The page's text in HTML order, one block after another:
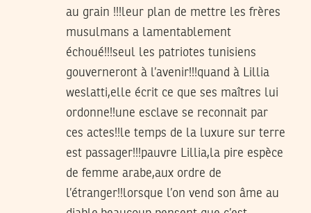
au grain !!!leur plan de mettre les frères
musulmans a lamentablement
échoué!!!seul les patriotes tunisiens
gouverneront à l’avenir!!!quand à Lillia
weslatti,elle écrit ce que ses maîtres lui
ordonne!!une esclave se reconnait par
ces actes!!le temps de la luxure sur terre
est passager!!!pauvre Lillia,la pire espèce
de femme arabe,aux ordre de
l’étranger!!lorsque l’on vend son âme au